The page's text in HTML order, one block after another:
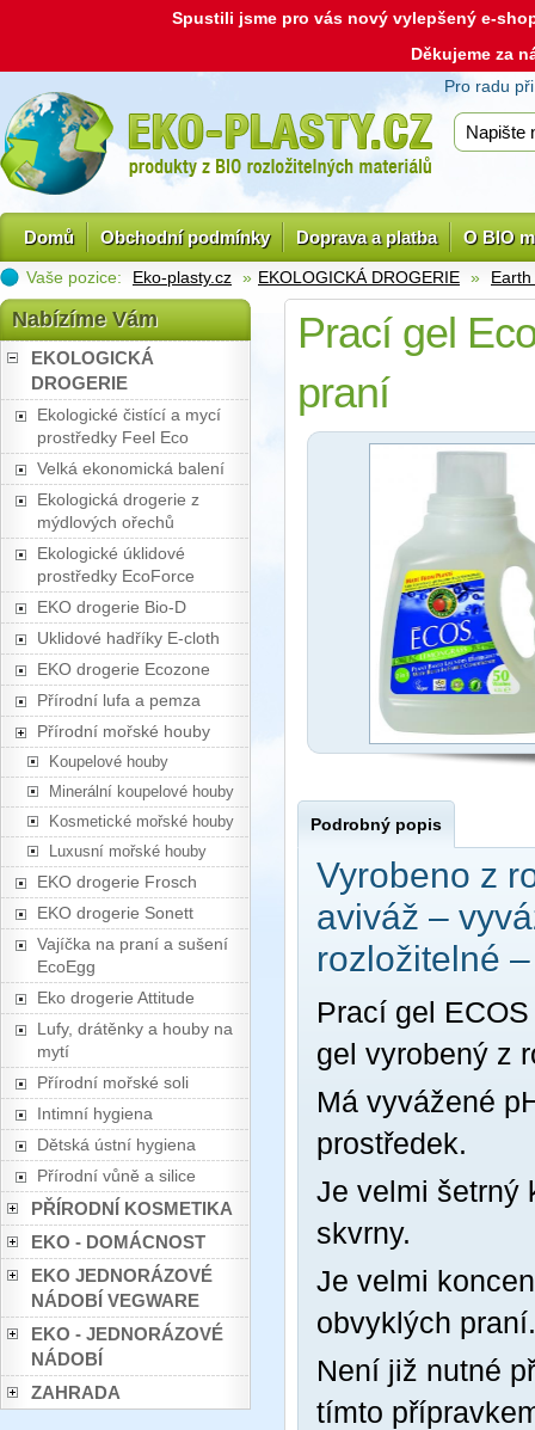
Spustili jsme pro vás nový vylepšený e-
Děkujeme za
Pro radu
Domů Obchodní podmínky Doprava a platba O BIO
Vaše pozice: Eko-plasty.cz » EKOLOGICKÁ DROGERIE »
Nabízíme Vám
EKOLOGICKÁ
DROGERIE
Ekologické čistící a mycí
prostředky Feel Eco
Velká ekonomická balení
Ekologická drogerie z
mýdlových ořechů
Ekologické úklidové
prostředky EcoForce
EKO drogerie Bio-D
Uklidové hadříky E-cloth
EKO drogerie Ecozone
Přírodní lufa a pemza
Přírodní mořské houby
Koupelové houby
Minerální koupelové houby
Kosmetické mořské houby
Luxusní mořské houby
EKO drogerie Frosch
EKO drogerie Sonett
Vajíčka na praní a sušení
EcoEgg
Eko drogerie Attitude
Lufy, drátěnky a houby na
mytí
Přírodní mořské soli
Intimní hygiena
Dětská ústní hygiena
Přírodní vůně a silice
PŘÍRODNÍ KOSMETIKA
EKO - DOMÁCNOST
EKO JEDNORÁZOVÉ
NÁDOBÍ VEGWARE
EKO - JEDNORÁZOVÉ
NÁDOBÍ
ZAHRADA
Prací gel
praní
Podrobný popis
Vyrobeno z
aviváž –
rozložitelné
Prací gel
gel vyrobený z
Má vyvážené
prostředek.
Je velmi šetrný
skvrny.
Je velmi
obvyklých praní.
Není již nutné
tímto